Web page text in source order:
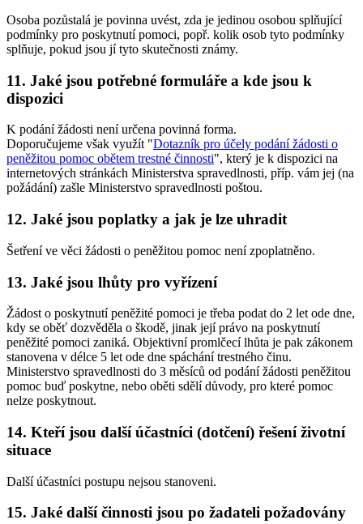
Osoba pozůstalá je povinna uvést, zda je jedinou osobou splňující
podmínky pro poskytnutí pomoci, popř. kolik osob tyto podmínky
splňuje, pokud jsou jí tyto skutečnosti známy.
11. Jaké jsou potřebné formuláře a kde jsou k
dispozici
K podání žádosti není určena povinná forma.
Doporučujeme však využít "Dotazník pro účely podání žádosti o
peněžitou pomoc obětem trestné činnosti", který je k dispozici na
internetových stránkách Ministerstva spravedlnosti, příp. vám jej (na
požádání) zašle Ministerstvo spravedlnosti poštou.
12. Jaké jsou poplatky a jak je lze uhradit
Šetření ve věci žádosti o peněžitou pomoc není zpoplatněno.
13. Jaké jsou lhůty pro vyřízení
Žádost o poskytnutí peněžité pomoci je třeba podat do 2 let ode dne,
kdy se oběť dozvěděla o škodě, jinak její právo na poskytnutí
peněžité pomoci zaniká. Objektivní promlčecí lhůta je pak zákonem
stanovena v délce 5 let ode dne spáchání trestného činu.
Ministerstvo spravedlnosti do 3 měsíců od podání žádosti peněžitou
pomoc buď poskytne, nebo oběti sdělí důvody, pro které pomoc
nelze poskytnout.
14. Kteří jsou další účastníci (dotčení) řešení životní
situace
Další účastníci postupu nejsou stanoveni.
15. Jaké další činnosti jsou po žadateli požadovány